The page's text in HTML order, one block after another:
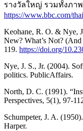
รางวัลใหญ่ รวมทั้งภา
https://www.bbc.com/
Keohane, R. O. & Nye,
New? What’s Not?
119. https://doi.org/
Nye, J. S., Jr. (2004).
politics. PublicAffairs.
North, D. C. (1991).
Perspectives, 5(1), 97-
Schumpeter, J. A.
Harper.